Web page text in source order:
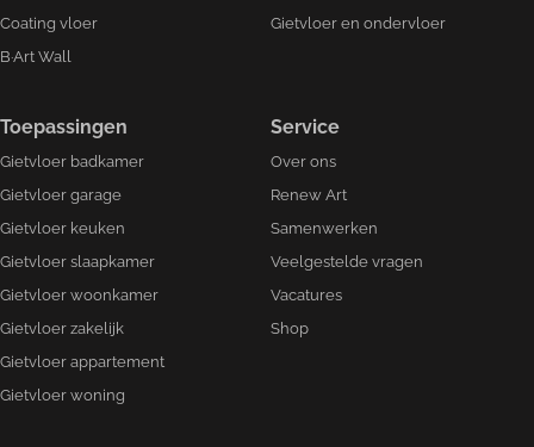
Coating vloer
B·Art Wall
Gietvloer en ondervloer
Toepassingen
Gietvloer badkamer
Gietvloer garage
Gietvloer keuken
Gietvloer slaapkamer
Gietvloer woonkamer
Gietvloer zakelijk
Gietvloer appartement
Gietvloer woning
Service
Over ons
Renew Art
Samenwerken
Veelgestelde vragen
Vacatures
Shop